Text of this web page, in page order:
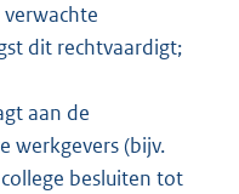
dit rechtvaardigt;
aan de
werkgevers (bijv.
besluiten tot